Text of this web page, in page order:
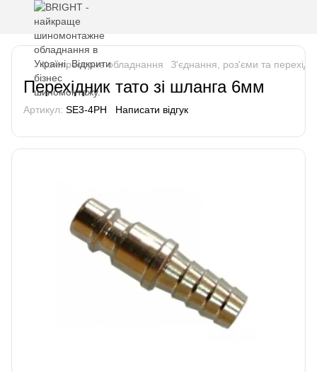
Компресорне обладнання З'єднання, роз'єми та
Перехідник тато зі шланга 6мм
Артикул: SE3-4PH Написати відгук